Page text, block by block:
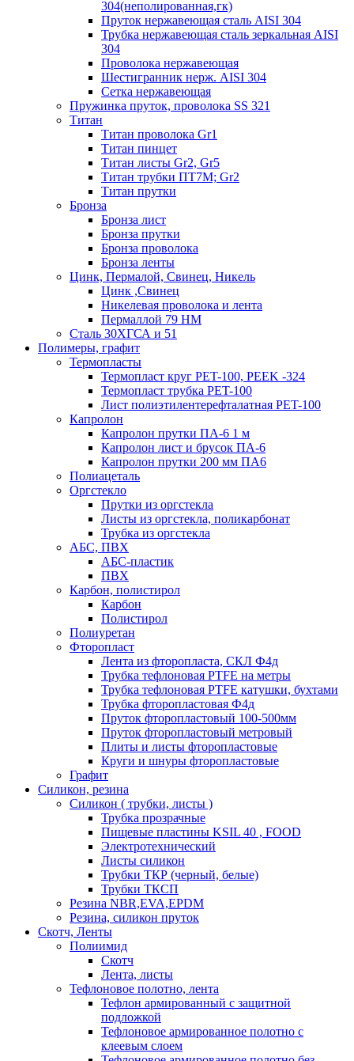
304(неполированная,гк)
Пруток нержавеющая сталь AISI 304
Трубка нержавеющая сталь зеркальная AISI
304
Проволока нержавеющая
Шестигранник нерж. AISI 304
Сетка нержавеющая
Пружинка пруток, проволока SS 321
Титан
Титан проволока Gr1
Титан пинцет
Титан листы Gr2, Gr5
Титан трубки ПТ7М; Gr2
Титан прутки
Бронза
Бронза лист
Бронза прутки
Бронза проволока
Бронза ленты
Цинк, Пермалой, Свинец, Никель
Цинк ,Свинец
Никелевая проволока и лента
Пермаллой 79 НМ
Сталь 30ХГСА и 51
Полимеры, графит
Термопласты
Термопласт круг PET-100, PEEK -324
Термопласт трубка PET-100
Лист полиэтилентерефталатная PET-100
Капролон
Капролон прутки ПА-6 1 м
Капролон лист и брусок ПА-6
Капролон прутки 200 мм ПА6
Полиацеталь
Оргстекло
Прутки из оргстекла
Листы из оргстекла, поликарбонат
Трубка из оргстекла
АБС, ПВХ
АБС-пластик
ПВХ
Карбон, полистирол
Карбон
Полистирол
Полиуретан
Фторопласт
Лента из фторопласта, СКЛ Ф4д
Трубка тефлоновая PTFE на метры
Трубка тефлоновая PTFE катушки, бухтами
Трубка фторопластовая Ф4д
Пруток фторопластовый 100-500мм
Пруток фторопластовый метровый
Плиты и листы фторопластовые
Круги и шнуры фторопластовые
Графит
Силикон, резина
Силикон ( трубки, листы )
Трубка прозрачные
Пищевые пластины KSIL 40 , FOOD
Электротехнический
Листы силикон
Трубки ТКР (черный, белые)
Трубки ТКСП
Резина NBR,EVA,EPDM
Резина, силикон пруток
Скотч, Ленты
Полиимид
Скотч
Лента, листы
Тефлоновое полотно, лента
Тефлон армированный с защитной
подложкой
Тефлоновое армированное полотно с
клеевым слоем